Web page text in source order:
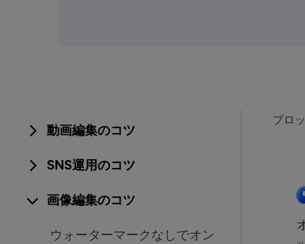
動画編集のコツ
SNS運用のコツ
画像編集のコツ
ウォーターマークなしでオン
ブロ